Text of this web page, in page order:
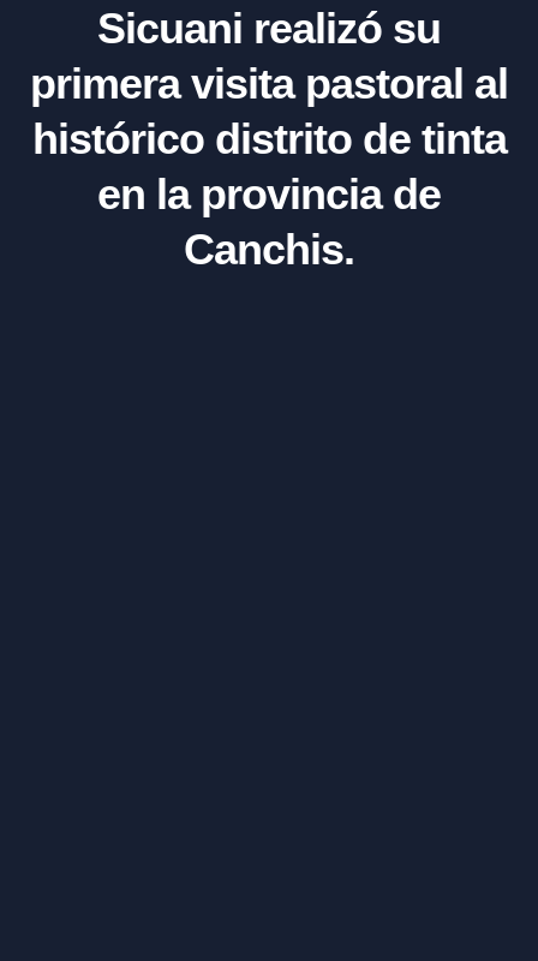
Sicuani realizó su
primera visita pastoral al
histórico distrito de tinta
en la provincia de
Canchis.